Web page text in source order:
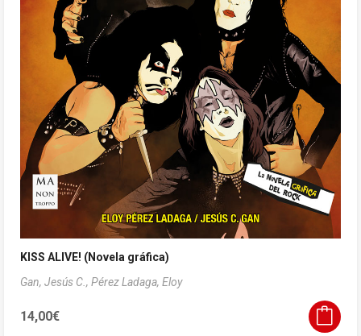
KISS ALIVE! (Novela gráfica)
Gan, Jesús C., Pérez Ladaga, Eloy
14,00€